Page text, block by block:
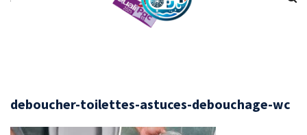
deboucher-toilettes-astuces-debouchage-wc